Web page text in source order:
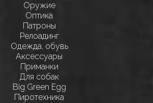
Оружие
Оптика
Патроны
Релоадинг
Одежда, обувь
Аксессуары
Приманки
Для собак
Big Green Egg
Пиротехника